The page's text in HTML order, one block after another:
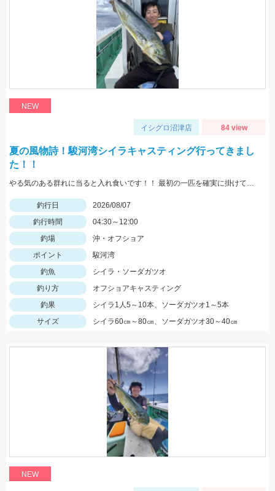
NEW
イシグロ沼津店 84 view
夏の風物詩！駿河湾シイラキャスティング行ってきまし
た！！
やる気のある群れに当ると入れ食いです！！ 最初の一匹を確実に掛けて船べりに寄せてくることで船の周りがシイラだらけになり船中お祭り騒ぎになります！！
釣行日
2026/08/07
釣行時間
04:30～12:00
釣場
沖・オフショア
ポイント
駿河湾
釣魚
シイラ・ソーダガツオ
釣り方
オフショアキャスティング
釣果
シイラ1人5～10本、ソーダガツオ1～5本
サイズ
シイラ60㎝～80㎝、ソーダガツオ30～40㎝
NEW